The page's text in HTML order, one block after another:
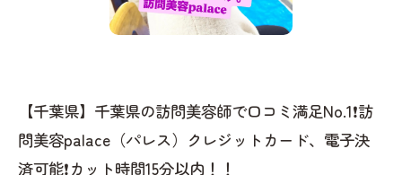
【千葉県】千葉県の訪問美容師で口コミ満足No.1❗️訪
問美容palace（パレス）クレジットカード、電子決
済可能❗️カット時間15分以内！！